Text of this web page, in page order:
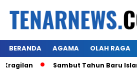
BERANDA AGAMA OLAH RAGA
Sambut Tahun Baru Islam 1